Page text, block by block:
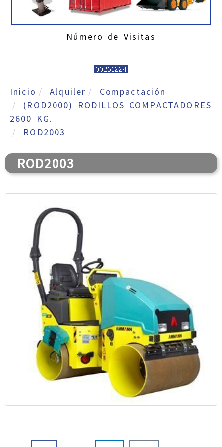
Número de Visitas
Inicio Alquiler
Compactación
(ROD2000) RODILLOS COMPACTADORES
2600 KG.
ROD2003
ROD2003